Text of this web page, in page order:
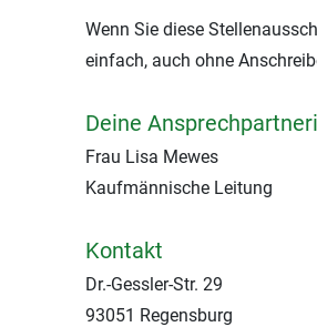
Wenn Sie diese
einfach, auch ohne
Deine
Frau Lisa Mewes
Kaufmännische Leitung
Kontakt
Dr.-Gessler-Str. 29
93051 Regensburg